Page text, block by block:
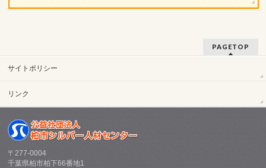
PAGETOP
サイトポリシー
リンク
〒277-0004
千葉県柏市柏下66番地1